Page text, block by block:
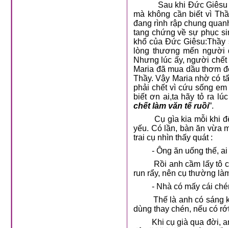
Sau khi Đức Giêsu
mà không cần biết vì
đang rình rập chung
tang chứng về sự phục
khổ của Đức
lòng thương mến
Nhưng lúc ấy, người
Maria đã mua dầu thơm
Thầy. Vậy Maria nhờ có
phải chết vì cứu sống
biết ơn ai,ta hãy tỏ ra
chết làm văn tế ruồi”.
Cụ gìa kia mỗi khi
yếu. Có lần, bàn ăn vừa
trai cụ nhìn thấy quát :
- Ông ăn uống thế,
Rồi anh cầm lấy tô
run rẩy, nên cụ thường
- Nhà có mấy cái
Thế là anh có sáng
dùng thay chén, nếu có
Khi cụ già qua đời,